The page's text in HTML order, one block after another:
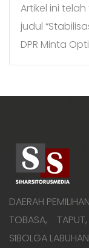
Artikel ini
judul
DPR Minta
DAERAH
TOBASA,
SIBOLGA